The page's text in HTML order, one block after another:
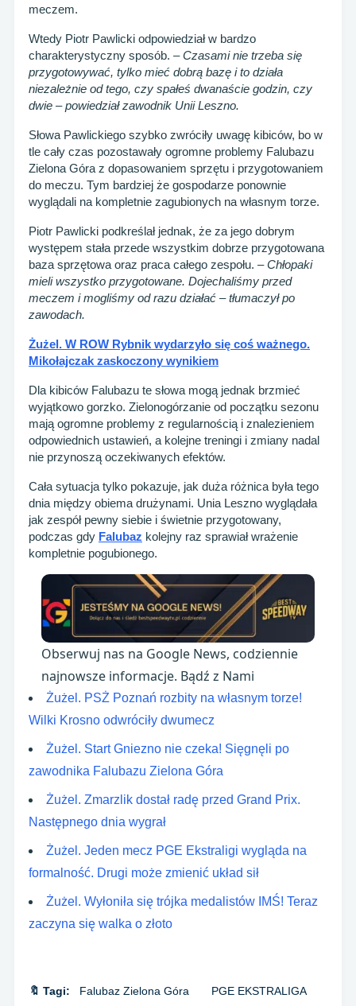
meczem.
Wtedy Piotr Pawlicki odpowiedział w bardzo
charakterystyczny sposób. – Czasami nie trzeba się
przygotowywać, tylko mieć dobrą bazę i to działa
niezależnie od tego, czy spałeś dwanaście godzin, czy
dwie – powiedział zawodnik Unii Leszno.
Słowa Pawlickiego szybko zwróciły uwagę kibiców, bo w
tle cały czas pozostawały ogromne problemy Falubazu
Zielona Góra z dopasowaniem sprzętu i przygotowaniem
do meczu. Tym bardziej że gospodarze ponownie
wyglądali na kompletnie zagubionych na własnym torze.
Piotr Pawlicki podkreślał jednak, że za jego dobrym
występem stała przede wszystkim dobrze przygotowana
baza sprzętowa oraz praca całego zespołu. – Chłopaki
mieli wszystko przygotowane. Dojechaliśmy przed
meczem i mogliśmy od razu działać – tłumaczył po
zawodach.
Żużel. W ROW Rybnik wydarzyło się coś ważnego.
Mikołajczak zaskoczony wynikiem
Dla kibiców Falubazu te słowa mogą jednak brzmieć
wyjątkowo gorzko. Zielonogórzanie od początku sezonu
mają ogromne problemy z regularnością i znalezieniem
odpowiednich ustawień, a kolejne treningi i zmiany nadal
nie przynoszą oczekiwanych efektów.
Cała sytuacja tylko pokazuje, jak duża różnica była tego
dnia między obiema drużynami. Unia Leszno wyglądała
jak zespół pewny siebie i świetnie przygotowany,
podczas gdy Falubaz kolejny raz sprawiał wrażenie
kompletnie pogubionego.
Obserwuj nas na Google News, codziennie
najnowsze informacje. Bądź z Nami
Żużel. PSŻ Poznań rozbity na własnym torze!
Wilki Krosno odwróciły dwumecz
Żużel. Start Gniezno nie czeka! Sięgnęli po
zawodnika Falubazu Zielona Góra
Żużel. Zmarzlik dostał radę przed Grand Prix.
Następnego dnia wygrał
Żużel. Jeden mecz PGE Ekstraligi wygląda na
formalność. Drugi może zmienić układ sił
Żużel. Wyłoniła się trójka medalistów IMŚ! Teraz
zaczyna się walka o złoto
🔖 Tagi: Falubaz Zielona Góra
PGE EKSTRALIGA